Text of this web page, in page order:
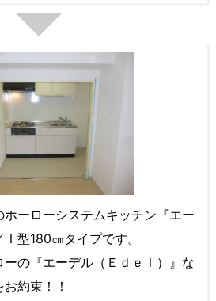
ーローシステムキッチン『エー
型180㎝タイプです。
ーの『エーデル（Ｅｄｅｌ）』な
約束！！